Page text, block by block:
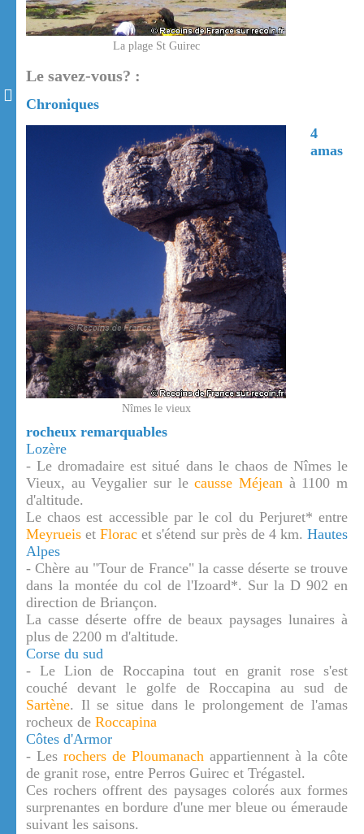
La plage St Guirec
Le savez-vous? :
Chroniques
Nîmes le vieux
4
amas
rocheux remarquables
Lozère
- Le dromadaire est situé dans le chaos de Nîmes le
Vieux, au Veygalier sur lecausse Méjean à 1100 m
d'altitude.
Le chaos est accessible par le col du Perjuret* entre
Meyrueis etFlorac et s'étend sur près de 4 km.Hautes
Alpes
- Chère au "Tour de France" la casse déserte se trouve
dans la montée du col de l'Izoard*. Sur la D 902 en
direction de Briançon.
La casse déserte offre de beaux paysages lunaires à
plus de 2200 m d'altitude.
Corse du sud
- Le Lion de Roccapina tout en granit rose s'est
couché devant le golfe de Roccapina au sud de
Sartène. Il se situe dans le prolongement de l'amas
rocheux de Roccapina
Côtes d'Armor
- Les rochers de Ploumanach appartiennent à la côte
de granit rose, entre Perros Guirec et Trégastel.
Ces rochers offrent des paysages colorés aux formes
surprenantes en bordure d'une mer bleue ou émeraude
suivant les saisons.